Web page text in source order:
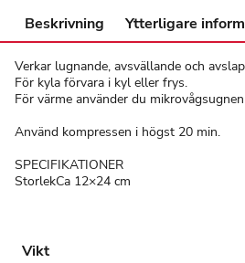
Beskrivning Ytterligare
Verkar lugnande, avsvällande och
För kyla förvara i kyl eller frys.
För värme använder du
Använd kompressen i högst 20 min.
SPECIFIKATIONER
StorlekCa 12×24 cm
Vikt